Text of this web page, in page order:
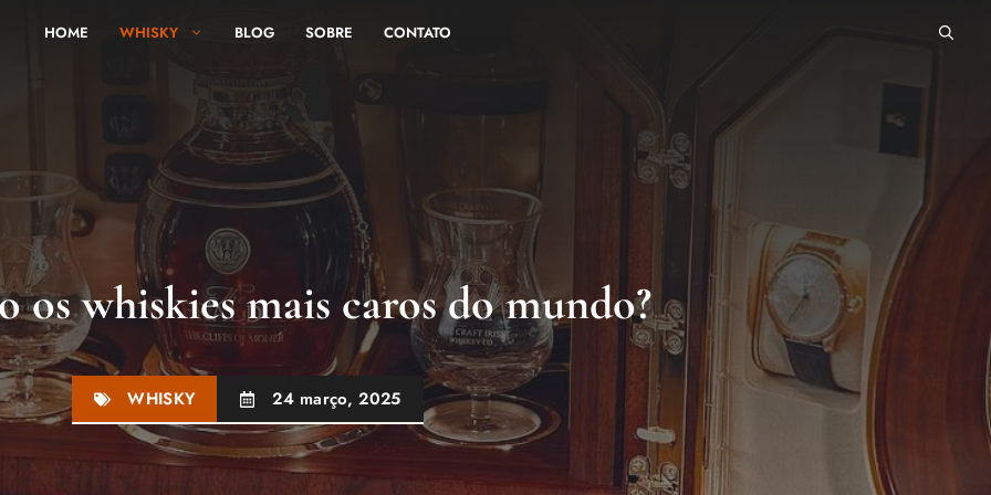
HOME WHISKY BLOG SOBRE CONTATO
os whiskies mais caros do mundo?
WHISKY 24 março, 2025